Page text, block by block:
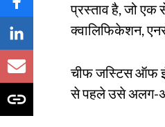
प्रस्ताव है, जो एक
क्वालिफिकेशन,
चीफ जस्टिस ऑफ
से पहले उसे अलग-